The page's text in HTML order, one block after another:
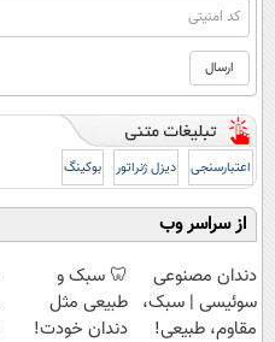
اعتبارسنجی دیزل ژنراتور بوکینگ
از سراسر وب
دندان مصنوعی
سوئیسی | سبک،
مقاوم، طبیعی!
🦷 سبک و
طبیعی مثل
دندان خودت!